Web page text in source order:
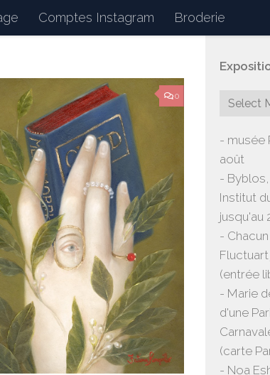
Comptes Instagram Broderie
peintures, céramiques, lectures,
0
- musée
août
-
Institut
jusqu'au
-
(entrée
- Marie
d'une
(carte
- Noa